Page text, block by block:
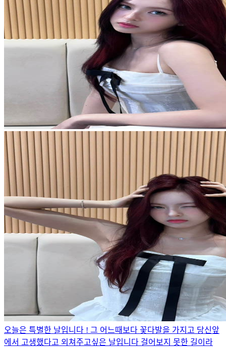
오늘은 특별한 날입니다 ! 그 어느때보다 꽃다발을 가지고 당신앞
에서 고생했다고 외쳐주고싶은 날입니다 걸어보지 못한 길이라